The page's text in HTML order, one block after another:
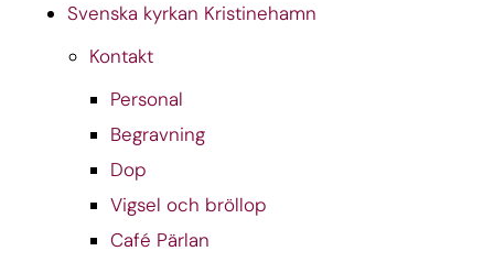
Svenska kyrkan Kristinehamn
Kontakt
Personal
Begravning
Dop
Vigsel och bröllop
Café Pärlan